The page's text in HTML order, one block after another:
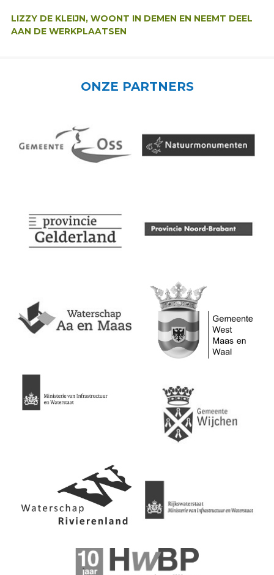
LIZZY DE KLEIJN, WOONT IN DEMEN EN NEEMT DEEL
AAN DE WERKPLAATSEN
ONZE PARTNERS